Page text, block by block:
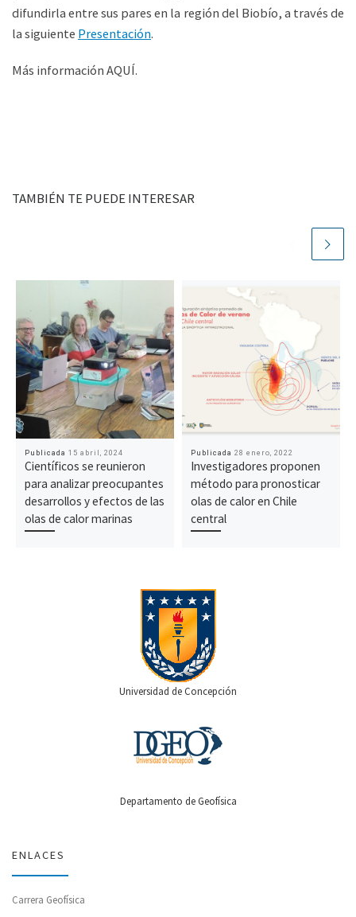
difundirla entre sus pares en la región del Biobío, a través de
la siguiente Presentación.
Más información AQUÍ.
TAMBIÉN TE PUEDE INTERESAR
Publicada 15 abril, 2024
Científicos se reunieron
para analizar preocupantes
desarrollos y efectos de las
olas de calor marinas
Publicada 28 enero, 2022
Investigadores proponen
método para pronosticar
olas de calor en Chile
central
Universidad de Concepción
Departamento de Geofísica
ENLACES
Carrera Geofísica